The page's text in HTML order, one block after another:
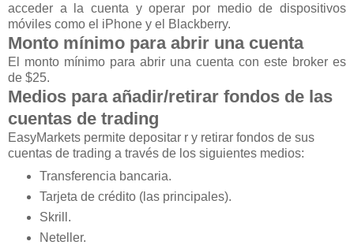
acceder a la cuenta y operar por medio de dispositivos
móviles como el iPhone y el Blackberry.
Monto mínimo para abrir una cuenta
El monto mínimo para abrir una cuenta con este broker es
de $25.
Medios para añadir/retirar fondos de las
cuentas de trading
EasyMarkets permite depositar r y retirar fondos de sus
cuentas de trading a través de los siguientes medios:
Transferencia bancaria.
Tarjeta de crédito (las principales).
Skrill.
Neteller.